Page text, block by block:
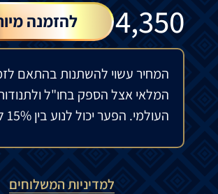
4,350
₪ להזמנה
המחיר עשוי להשתנות בהתאם
המלאי אצל הספק בחו"ל
העולמי. הפער יכול לנוע בין 15% ל-35%.
למדיניות המשלוחים